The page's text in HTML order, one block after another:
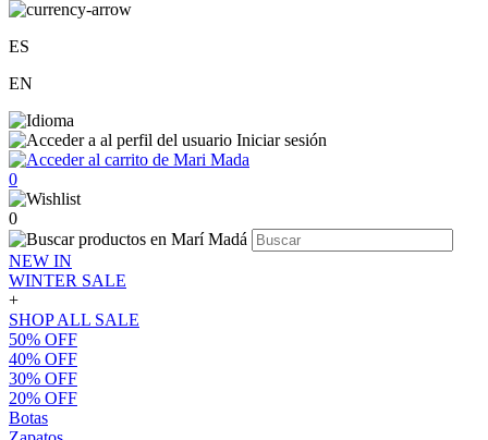
ES
EN
Iniciar sesión
0
0
NEW IN
WINTER SALE
+
SHOP ALL SALE
50% OFF
40% OFF
30% OFF
20% OFF
Botas